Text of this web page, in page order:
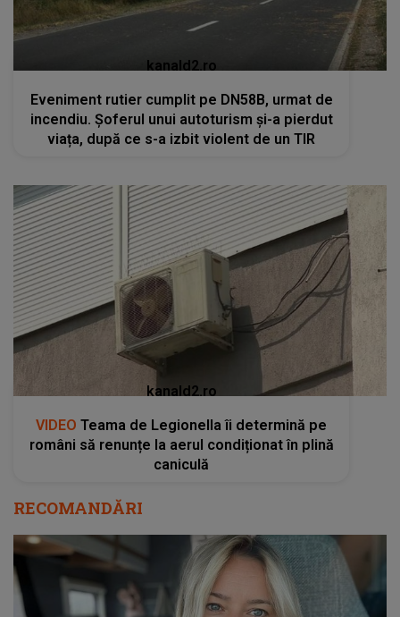
kanald2.ro
Eveniment rutier cumplit pe DN58B, urmat de
incendiu. Șoferul unui autoturism și-a pierdut
viața, după ce s-a izbit violent de un TIR
kanald2.ro
VIDEO Teama de Legionella îi determină pe
români să renunțe la aerul condiționat în plină
caniculă
RECOMANDĂRI